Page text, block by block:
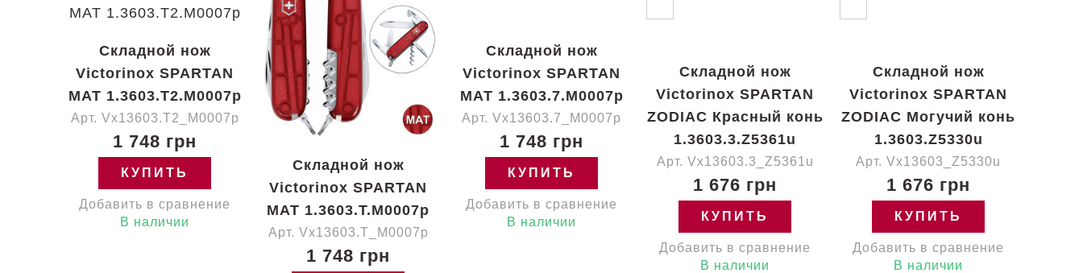
Складной нож
Victorinox SPARTAN
MAT 1.3603.T2.M0007p
Арт. Vx13603.T2_M0007p
1 748 грн
КУПИТЬ
Добавить в сравнение
В наличии
Складной нож
Victorinox SPARTAN
MAT 1.3603.T.M0007p
Арт. Vx13603.T_M0007p
1 748 грн
Складной нож
Victorinox SPARTAN
MAT 1.3603.7.M0007p
Арт. Vx13603.7_M0007p
1 748 грн
КУПИТЬ
Добавить в сравнение
В наличии
Складной нож
Victorinox SPARTAN
ZODIAC Красный конь
1.3603.3.Z5361u
Арт. Vx13603.3_Z5361u
1 676 грн
КУПИТЬ
Добавить в сравнение
В наличии
Складной нож
Victorinox SPARTAN
ZODIAC Могучий конь
1.3603.Z5330u
Арт. Vx13603_Z5330u
1 676 грн
КУПИТЬ
Добавить в сравнение
В наличии